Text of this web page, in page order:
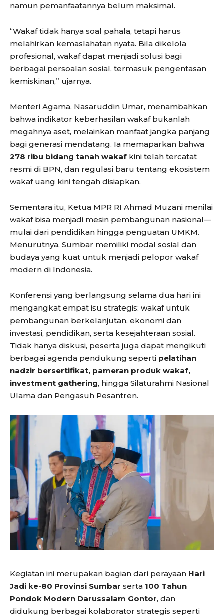
namun pemanfaatannya belum maksimal.
“Wakaf tidak hanya soal pahala, tetapi harus
melahirkan kemaslahatan nyata. Bila dikelola
profesional, wakaf dapat menjadi solusi bagi
berbagai persoalan sosial, termasuk pengentasan
kemiskinan,” ujarnya.
Menteri Agama, Nasaruddin Umar, menambahkan
bahwa indikator keberhasilan wakaf bukanlah
megahnya aset, melainkan manfaat jangka panjang
bagi generasi mendatang. Ia memaparkan bahwa
278 ribu bidang tanah wakaf kini telah tercatat
resmi di BPN, dan regulasi baru tentang ekosistem
wakaf uang kini tengah disiapkan.
Sementara itu, Ketua MPR RI Ahmad Muzani menilai
wakaf bisa menjadi mesin pembangunan nasional—
mulai dari pendidikan hingga penguatan UMKM.
Menurutnya, Sumbar memiliki modal sosial dan
budaya yang kuat untuk menjadi pelopor wakaf
modern di Indonesia.
Konferensi yang berlangsung selama dua hari ini
mengangkat empat isu strategis: wakaf untuk
pembangunan berkelanjutan, ekonomi dan
investasi, pendidikan, serta kesejahteraan sosial.
Tidak hanya diskusi, peserta juga dapat mengikuti
berbagai agenda pendukung seperti pelatihan
nadzir bersertifikat, pameran produk wakaf,
investment gathering, hingga Silaturahmi Nasional
Ulama dan Pengasuh Pesantren.
Kegiatan ini merupakan bagian dari perayaan Hari
Jadi ke-80 Provinsi Sumbar serta 100 Tahun
Pondok Modern Darussalam Gontor, dan
didukung berbagai kolaborator strategis seperti